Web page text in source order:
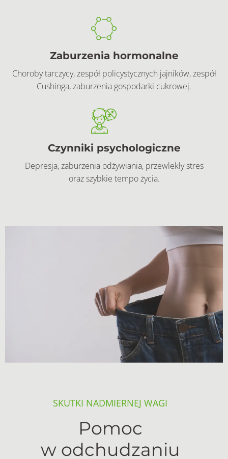
Zaburzenia hormonalne
Choroby tarczycy, zespół policystycznych jajników, zespół
Cushinga, zaburzenia gospodarki cukrowej.
Czynniki psychologiczne
Depresja, zaburzenia odżywiania, przewlekły stres
oraz szybkie tempo życia.
SKUTKI NADMIERNEJ WAGI
Pomoc
w odchudzaniu